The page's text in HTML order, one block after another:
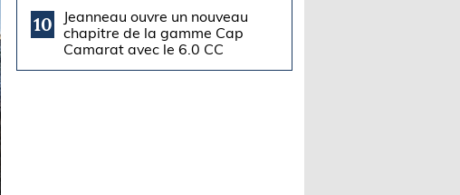
10
Jeanneau ouvre un nouveau
chapitre de la gamme Cap
Camarat avec le 6.0 CC